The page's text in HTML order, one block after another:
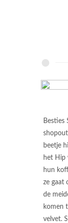
Besties
beetje
het Hip
hun
ze gaat
de
komen
velvet.